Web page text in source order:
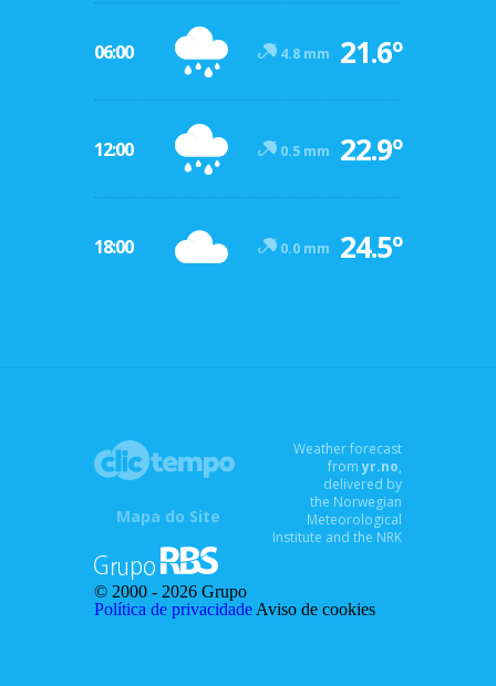
06:00 4.8 mm 21.6º
12:00 0.5 mm 22.9º
18:00 0.0 mm 24.5º
Mapa do Site
Weather forecast
fromyr.no,
delivered by
the Norwegian
Meteorological
Institute and the NRK
© 2000 - 2026 Grupo
Política de privacidade Aviso de cookies